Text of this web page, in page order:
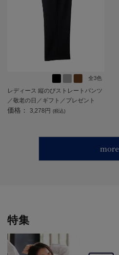
全3色
レディース 縦のびストレートパンツ
／敬老の日／ギフト／プレゼント
【CF】
価格： 3,278円 (税込)
more
特集